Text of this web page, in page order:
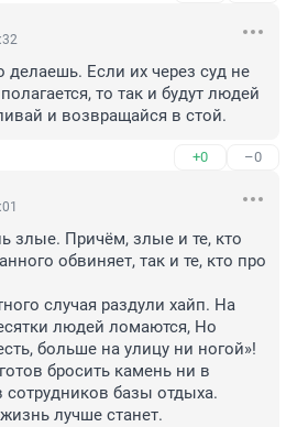
делаешь. Если их через суд не
то так и будут людей
и возвращайся в стой.
+0 –0
злые. Причём, злые и те, кто
обвиняет, так и те, кто про
случая раздули хайп. На
людей ломаются, Но
больше на улицу ни ногой»!
бросить камень ни в
сотрудников базы отдыха.
лучше станет.